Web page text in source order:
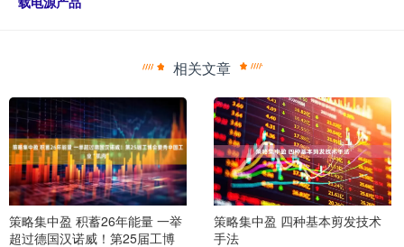
相关文章
策略集中盈 积蓄26年能量 一举
超过德国汉诺威！第25届工博
策略集中盈 四种基本剪发技术
手法